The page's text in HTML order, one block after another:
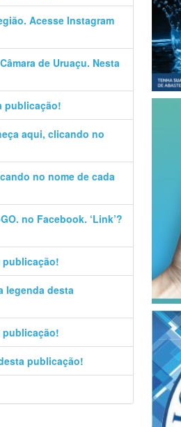
Acesse Instagram
de Uruaçu. Nesta
publicação!
aqui, clicando no
no nome de cada
no Facebook. ‘Link’?
publicação!
legenda desta
publicação!
publicação!